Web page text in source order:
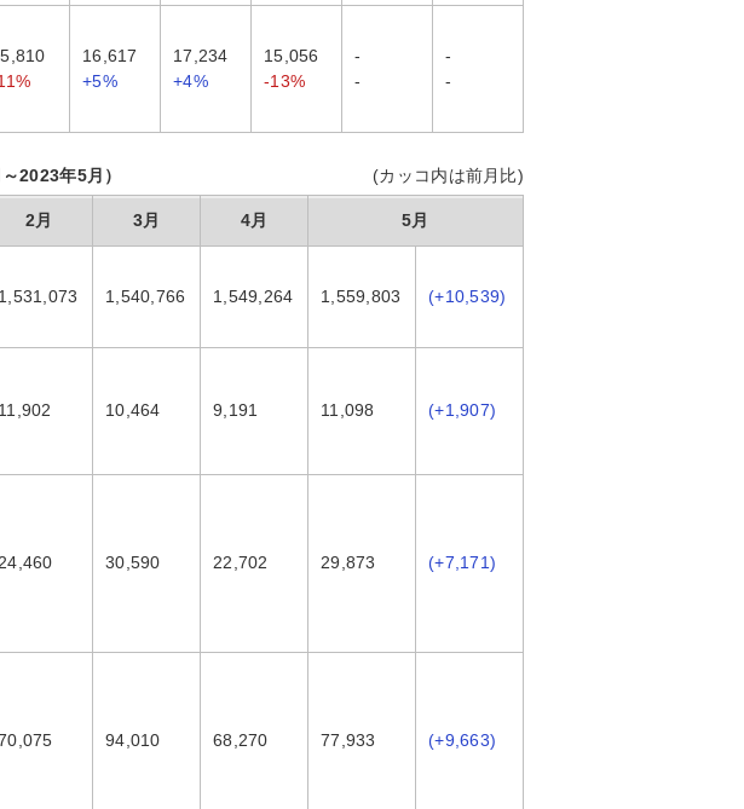
16,617
+5%
17,234
+4%
15,056
-13%
-
-
-
-
2023年5月） (カッコ内は前月比)
2月 3月 4月 5月
1,531,073 1,540,766 1,549,264 1,559,803 (+10,539)
11,902 10,464 9,191 11,098 (+1,907)
24,460 30,590 22,702 29,873 (+7,171)
94,010 68,270 77,933 (+9,663)